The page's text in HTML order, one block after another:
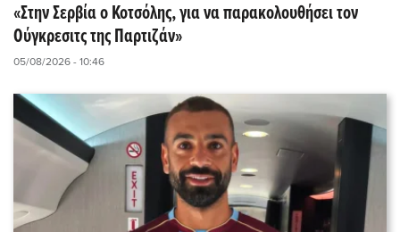
«Στην Σερβία ο Κοτσόλης, για να παρακολουθήσει τον
Ούγκρεσιτς της Παρτιζάν»
05/08/2026 - 10:46